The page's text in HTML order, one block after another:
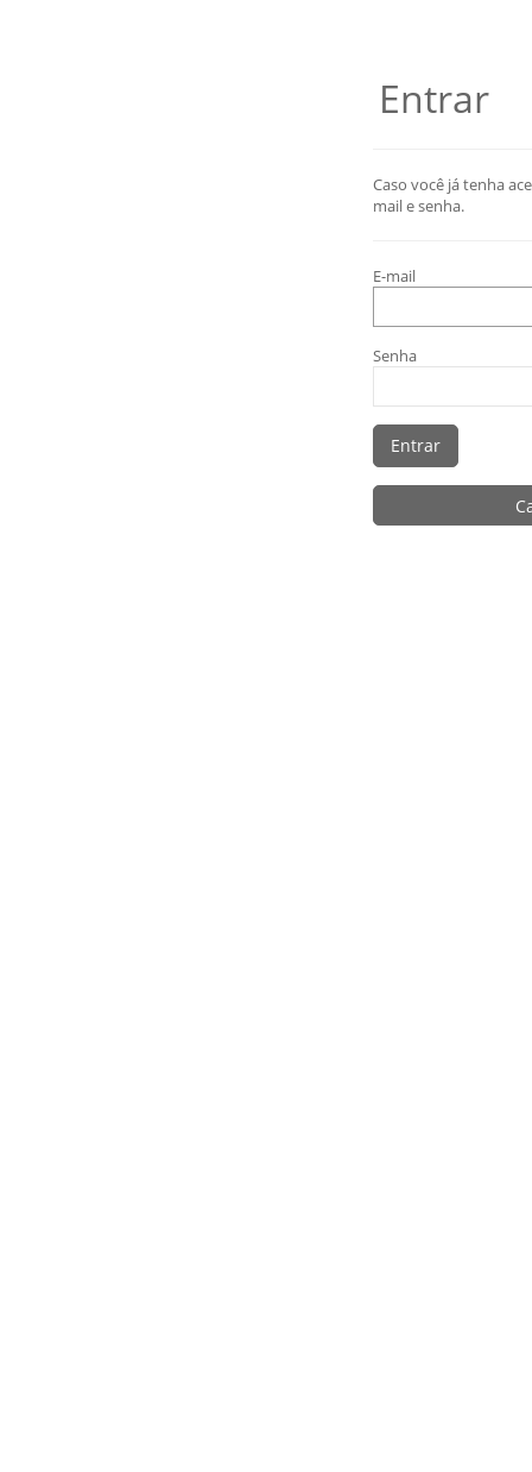
Entrar
Caso você já tenha
mail e senha.
E-mail
Senha